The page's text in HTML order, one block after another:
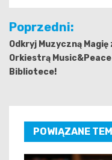
Nawigacja
wpisu
Poprzedni:
Odkryj Muzyczną Magię
Orkiestrą
Bibliotece!
POWIĄZANE